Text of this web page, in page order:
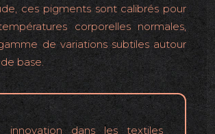
ces pigments sont calibrés pour
corporelles normales,
de variations subtiles autour
base.
innovation dans les textiles